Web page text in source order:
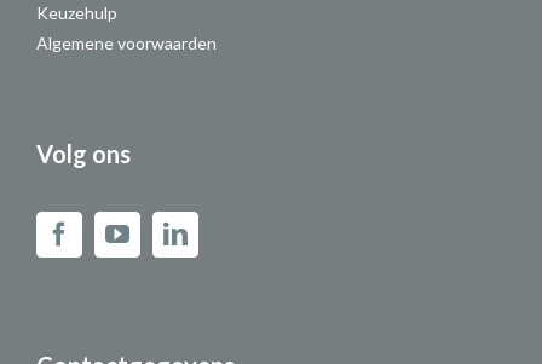
Keuzehulp
Algemene voorwaarden
Volg ons